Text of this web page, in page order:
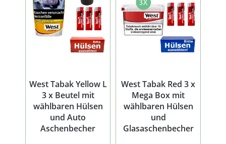
West Tabak Yellow L
3 x Beutel mit
wählbaren Hülsen
und Auto
Aschenbecher
West Tabak Red 3 x
Mega Box mit
wählbaren Hülsen
und
Glasaschenbecher